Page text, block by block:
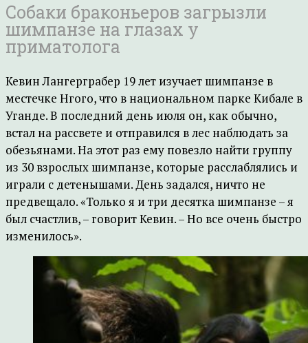
Собаки браконьеров загрызли
шимпанзе на глазах у
приматолога
Кевин Лангерграбер 19 лет изучает шимпанзе в
местечке Нгого, что в национальном парке Кибале в
Уганде. В последний день июля он, как обычно,
встал на рассвете и отправился в лес наблюдать за
обезьянами. На этот раз ему повезло найти группу
из 30 взрослых шимпанзе, которые расслаблялись и
играли с детенышами. День задался, ничто не
предвещало. «Только я и три десятка шимпанзе – я
был счастлив, – говорит Кевин. – Но все очень быстро
изменилось».